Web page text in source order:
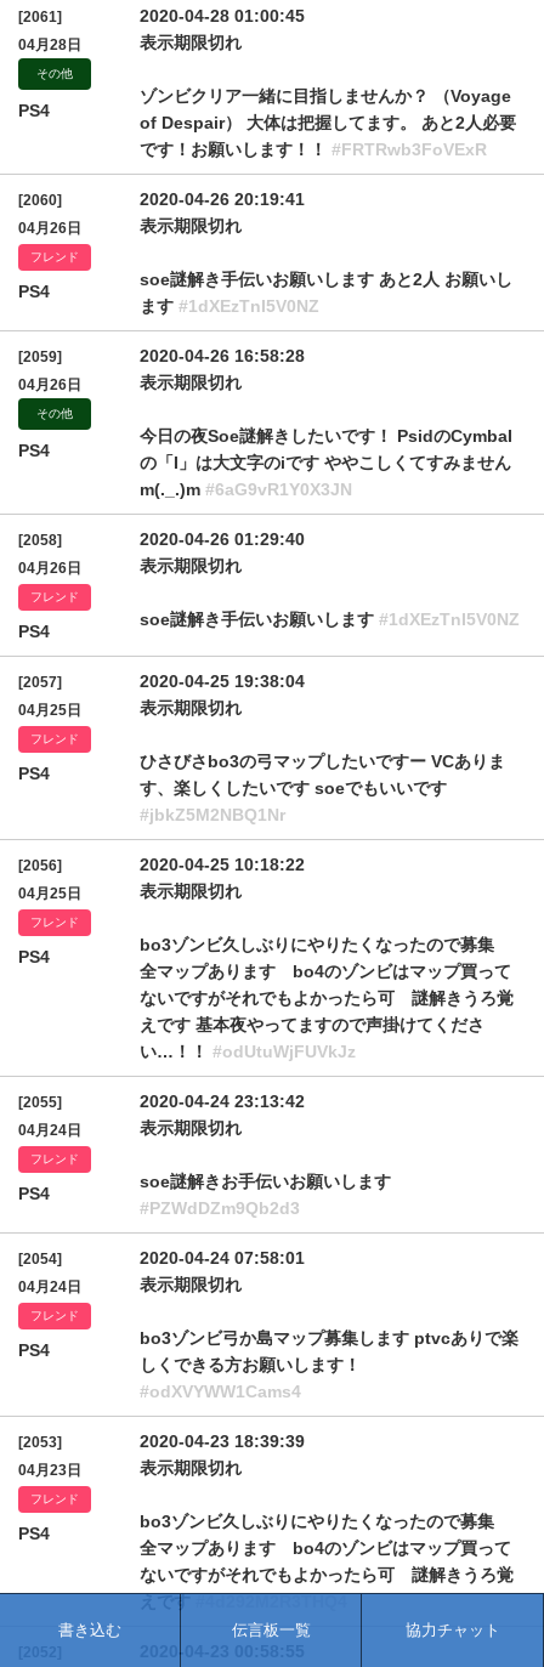
[2061]
04月28日
その他
PS4
2020-04-28 01:00:45
表示期限切れ
ゾンビクリア一緒に目指しませんか？ （Voyage
of Despair） 大体は把握してます。 あと2人必要
です！お願いします！！ #FRTRwb3FoVExR
[2060]
04月26日
フレンド
PS4
2020-04-26 20:19:41
表示期限切れ
soe謎解き手伝いお願いします あと2人 お願いし
ます #1dXEzTnI5V0NZ
[2059]
04月26日
その他
PS4
2020-04-26 16:58:28
表示期限切れ
今日の夜Soe謎解きしたいです！ PsidのCymbaI
の「I」は大文字のiです ややこしくてすみません
m(._.)m #6aG9vR1Y0X3JN
[2058]
04月26日
フレンド
PS4
2020-04-26 01:29:40
表示期限切れ
soe謎解き手伝いお願いします #1dXEzTnI5V0NZ
[2057]
04月25日
フレンド
PS4
2020-04-25 19:38:04
表示期限切れ
ひさびさbo3の弓マップしたいですー VCありま
す、楽しくしたいです soeでもいいです
#jbkZ5M2NBQ1Nr
[2056]
04月25日
フレンド
PS4
2020-04-25 10:18:22
表示期限切れ
bo3ゾンビ久しぶりにやりたくなったので募集
全マップあります bo4のゾンビはマップ買って
ないですがそれでもよかったら可 謎解きうろ覚
えです 基本夜やってますので声掛けてくださ
い…！！ #odUtuWjFUVkJz
[2055]
04月24日
フレンド
PS4
2020-04-24 23:13:42
表示期限切れ
soe謎解きお手伝いお願いします
#PZWdDZm9Qb2d3
[2054]
04月24日
フレンド
PS4
2020-04-24 07:58:01
表示期限切れ
bo3ゾンビ弓か島マップ募集します ptvcありで楽
しくできる方お願いします！
#odXVYWW1Cams4
[2053]
04月23日
フレンド
PS4
2020-04-23 18:39:39
表示期限切れ
bo3ゾンビ久しぶりにやりたくなったので募集
全マップあります bo4のゾンビはマップ買って
ないですがそれでもよかったら可 謎解きうろ覚
書き込む 伝言板一覧 協力チャット